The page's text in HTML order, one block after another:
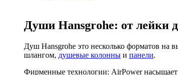
Души Hansgrohe: от лейки
Душ Hansgrohe это несколько форматов на
шлангом, душевые колонны и панели.
Фирменные технологии: AirPower насыщает